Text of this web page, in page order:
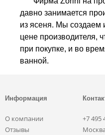
давно занимается
из ясеня. Мы создаем
цене производителя,
при покупке, и во
ванной.
Информация
О компании
Отзывы
+7 495